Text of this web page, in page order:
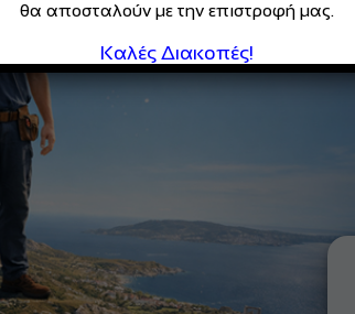
θα αποσταλούν με την επιστροφή μας.
Καλές Διακοπές!